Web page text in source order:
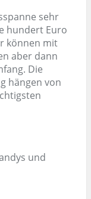
sehr
hundert Euro
können mit
aber dann
Die
hängen von
und